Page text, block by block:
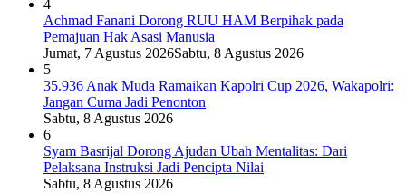
4
Achmad Fanani Dorong RUU HAM Berpihak pada
Pemajuan Hak Asasi Manusia
Jumat, 7 Agustus 2026Sabtu, 8 Agustus 2026
5
35.936 Anak Muda Ramaikan Kapolri Cup 2026, Wakapolri:
Jangan Cuma Jadi Penonton
Sabtu, 8 Agustus 2026
6
Syam Basrijal Dorong Ajudan Ubah Mentalitas: Dari
Pelaksana Instruksi Jadi Pencipta Nilai
Sabtu, 8 Agustus 2026